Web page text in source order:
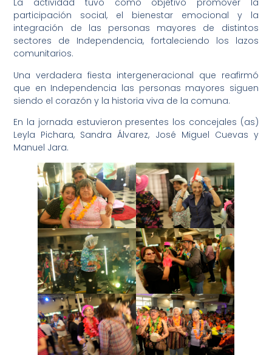
La actividad tuvo como objetivo promover la
participación social, el bienestar emocional y la
integración de las personas mayores de distintos
sectores de Independencia, fortaleciendo los lazos
comunitarios.
Una verdadera fiesta intergeneracional que reafirmó
que en Independencia las personas mayores siguen
siendo el corazón y la historia viva de la comuna.
En la jornada estuvieron presentes los concejales (as)
Leyla Pichara, Sandra Álvarez, José Miguel Cuevas y
Manuel Jara.